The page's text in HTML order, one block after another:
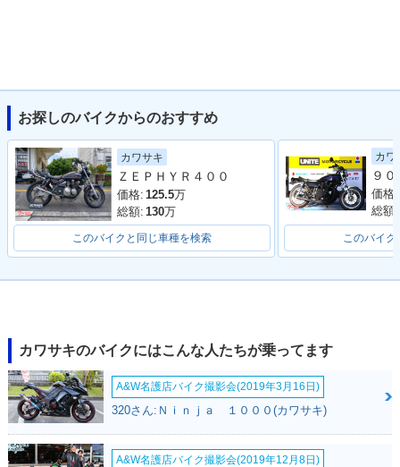
お探しのバイクからのおすすめ
カワサキ
ＺＥＰＨＹＲ４００
価格: 125.5万
総額: 130万
このバイクと同じ車種を検索
カワ
価格:
総額:
このバイク
カワサキのバイクにはこんな人たちが乗ってます
A&W名護店バイク撮影会(2019年3月16日)
320さん:Ｎｉｎｊａ １０００(カワサキ)
A&W名護店バイク撮影会(2019年12月8日)